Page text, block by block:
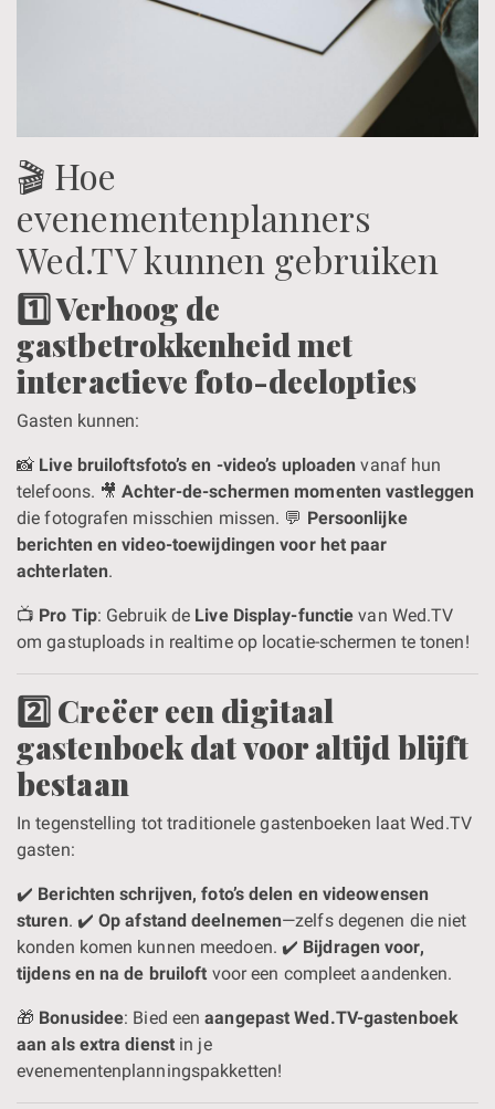
🎬 Hoe
evenementenplanners
Wed.TV kunnen gebruiken
1️⃣ Verhoog de
gastbetrokkenheid met
interactieve foto-deelopties
Gasten kunnen:
📸 Live bruiloftsfoto’s en -video’s uploaden vanaf hun
telefoons. 🎥Achter-de-schermen momenten vastleggen
die fotografen misschien missen. 💬 Persoonlijke
berichten en video-toewijdingen voor het paar
achterlaten.
📺 Pro Tip: Gebruik de Live Display-functie van Wed.TV
om gastuploads in realtime op locatie-schermen te tonen!
2️⃣ Creëer een digitaal
gastenboek dat voor altijd blijft
bestaan
In tegenstelling tot traditionele gastenboeken laat Wed.TV
gasten:
✔️ Berichten schrijven, foto’s delen en videowensen
sturen. ✔️Op afstand deelnemen—zelfs degenen die niet
konden komen kunnen meedoen. ✔️ Bijdragen voor,
tijdens en na de bruiloft voor een compleet aandenken.
🎁 Bonusidee: Bied eenaangepast Wed.TV-gastenboek
aan als extra dienst in je
evenementenplanningspakketten!